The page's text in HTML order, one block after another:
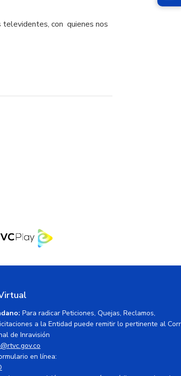
televidentes, con quienes nos
Para radicar Peticiones, Quejas, Reclamos,
a la Entidad puede remitir lo pertinente al
de Inravisión
en línea: